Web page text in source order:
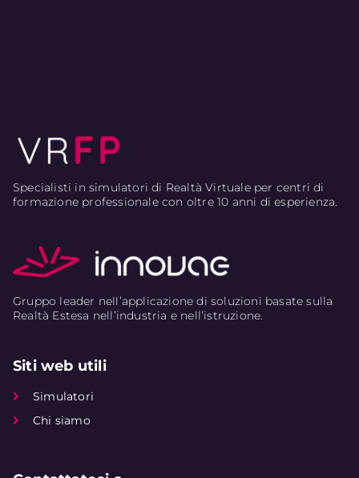
Specialisti in simulatori di Realtà Virtuale per centri di
formazione professionale con oltre 10 anni di esperienza.
Gruppo leader nell’applicazione di soluzioni basate sulla
Realtà Estesa nell’industria e nell’istruzione.
Siti web utili
Simulatori
Chi siamo